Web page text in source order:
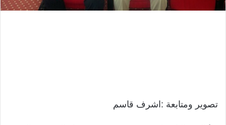
تصوير ومتابعة :اشرف قاسم